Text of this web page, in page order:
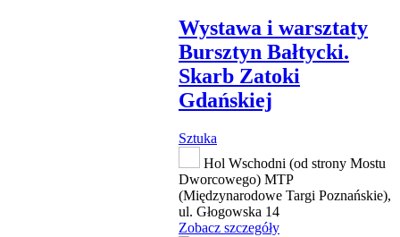
Wystawa i warsztaty
Bursztyn Bałtycki.
Skarb Zatoki
Gdańskiej
Sztuka
Hol Wschodni (od strony Mostu
Dworcowego) MTP
(Międzynarodowe Targi Poznańskie),
ul. Głogowska 14
Zobacz szczegóły